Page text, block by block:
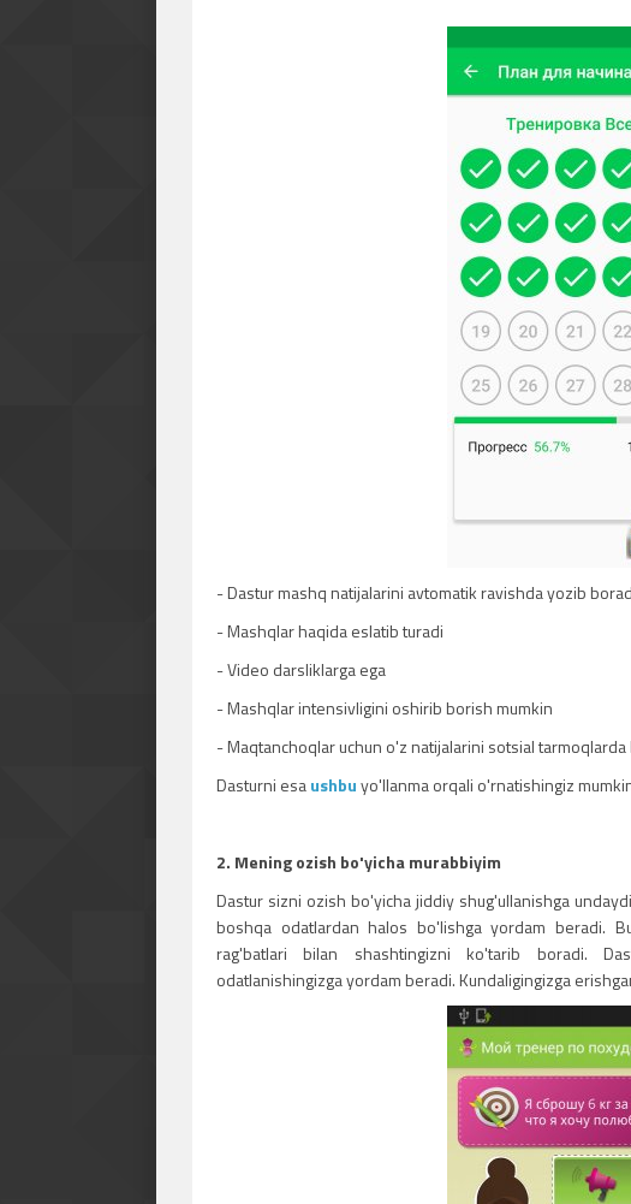
- Dastur mashq natijalarini avtomatik ravishda yozib
- Mashqlar haqida eslatib turadi
- Video darsliklarga ega
- Mashqlar intensivligini oshirib borish mumkin
- Maqtanchoqlar uchun o'z natijalarini sotsial
Dasturni esaushbuyo'llanma orqali o'rnatishingiz
2. Mening ozish bo'yicha murabbiyim
Dastur sizni ozish bo'yicha jiddiy shug'ullanishga
boshqa odatlardan halos bo'lishga yordam beradi.
rag'batlari bilan shashtingizni ko'tarib boradi.
odatlanishingizga yordam beradi. Kundaligingizga